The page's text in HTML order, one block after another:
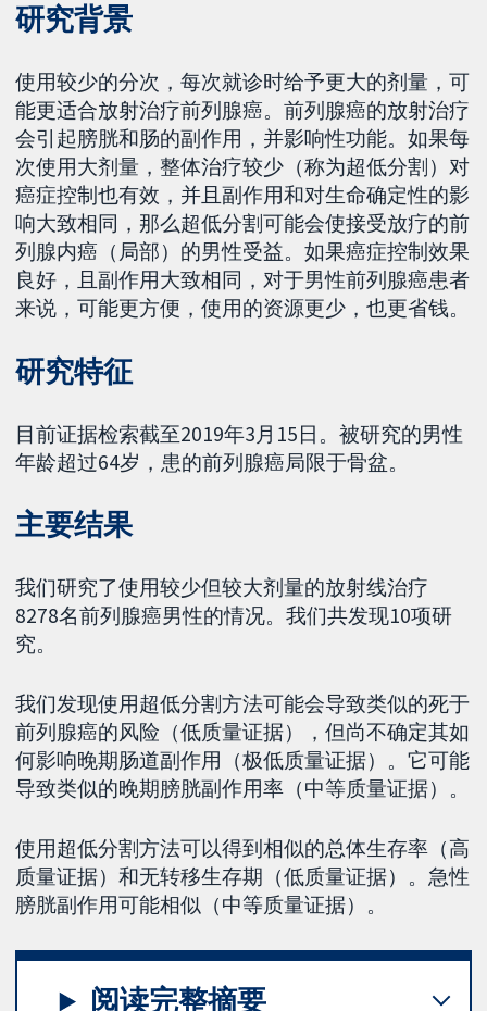
研究背景
使用较少的分次，每次就诊时给予更大的剂量，可
能更适合放射治疗前列腺癌。前列腺癌的放射治疗
会引起膀胱和肠的副作用，并影响性功能。如果每
次使用大剂量，整体治疗较少（称为超低分割）对
癌症控制也有效，并且副作用和对生命确定性的影
响大致相同，那么超低分割可能会使接受放疗的前
列腺内癌（局部）的男性受益。如果癌症控制效果
良好，且副作用大致相同，对于男性前列腺癌患者
来说，可能更方便，使用的资源更少，也更省钱。
研究特征
目前证据检索截至2019年3月15日。被研究的男性
年龄超过64岁，患的前列腺癌局限于骨盆。
主要结果
我们研究了使用较少但较大剂量的放射线治疗
8278名前列腺癌男性的情况。我们共发现10项研
究。
我们发现使用超低分割方法可能会导致类似的死于
前列腺癌的风险（低质量证据），但尚不确定其如
何影响晚期肠道副作用（极低质量证据）。它可能
导致类似的晚期膀胱副作用率（中等质量证据）。
使用超低分割方法可以得到相似的总体生存率（高
质量证据）和无转移生存期（低质量证据）。急性
膀胱副作用可能相似（中等质量证据）。
阅读完整摘要